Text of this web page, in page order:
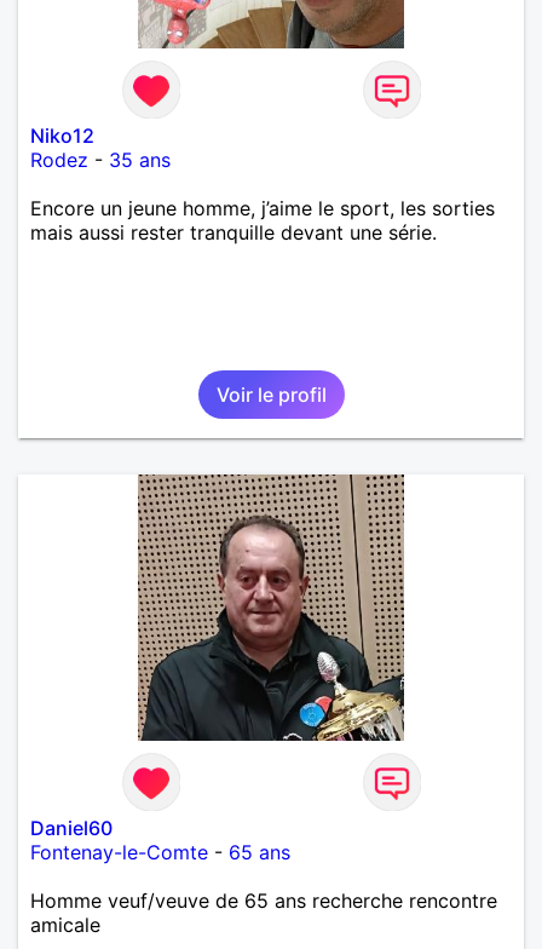
Niko12
Rodez - 35 ans
Encore un jeune homme, j’aime le sport, les sorties
mais aussi rester tranquille devant une série.
Voir le profil
Daniel60
Fontenay-le-Comte - 65 ans
Homme veuf/veuve de 65 ans recherche rencontre
amicale